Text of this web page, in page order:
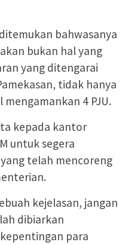
bahwasanya
bukan hal yang
yang ditengarai
tidak hanya
4 PJU.
kepada kantor
untuk segera
telah mencoreng
kejelasan, jangan
dibiarkan
para